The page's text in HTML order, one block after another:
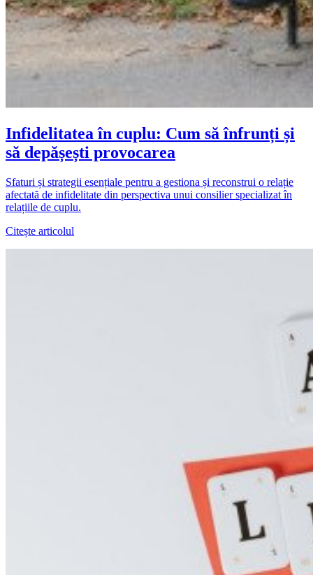
Infidelitatea în cuplu: Cum să înfrunți și
să depășești provocarea
Sfaturi și strategii esențiale pentru a gestiona și reconstrui o relație
afectată de infidelitate din perspectiva unui consilier specializat în
relațiile de cuplu.
Citește articolul